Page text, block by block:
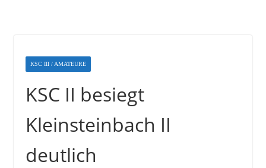
KSC III / AMATEURE
KSC II besiegt
Kleinsteinbach II
deutlich